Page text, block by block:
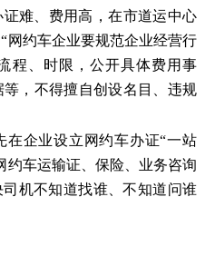
难、费用高，在市道运中心
网约车企业要规范企业经营行
程、时限，公开具体费用事
，不得擅自创设名目、违规
在企业设立网约车办证“一站
约车运输证、保险、业务咨询
机不知道找谁、不知道问谁